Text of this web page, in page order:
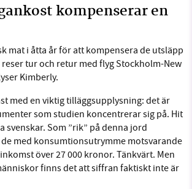
kompenserar en
mat i åtta år för att kompensera de utsläpp
tur och retur med flyg Stockholm-New
Kimberly.
med en viktig tilläggsupplysning: det är
som studien koncentrerar sig på. Hit
svenskar. Som ”rik” på denna jord
med konsumtionsutrymme motsvarande
över 27 000 kronor. Tänkvärt. Men
finns det att siffran faktiskt inte är